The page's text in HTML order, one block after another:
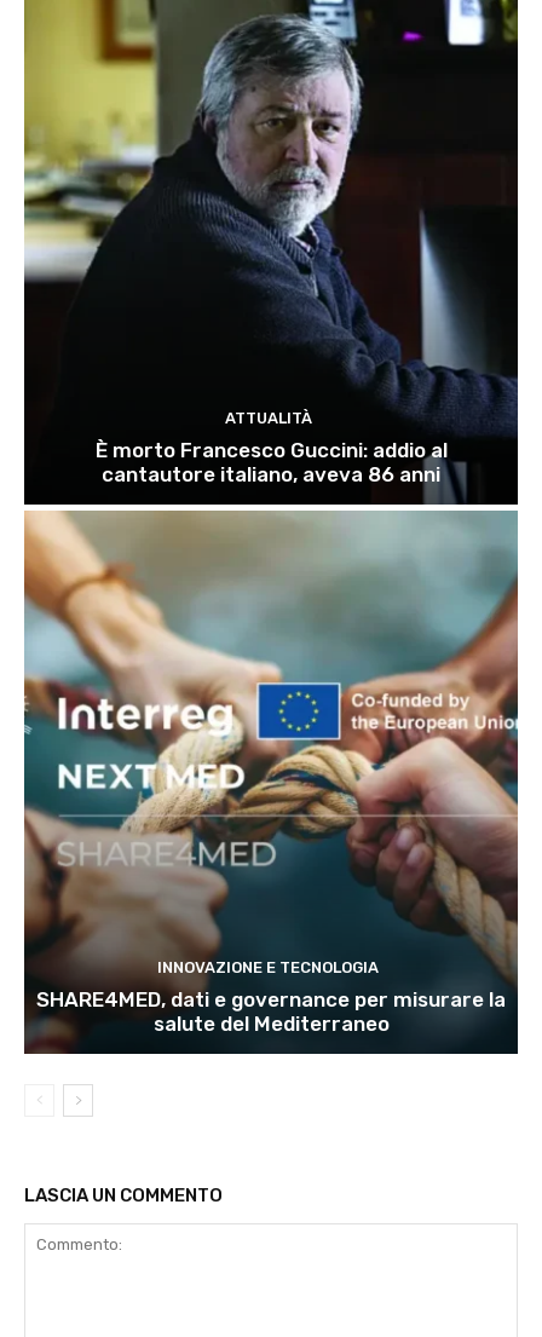
ATTUALITÀ
È morto Francesco Guccini: addio al
cantautore italiano, aveva 86 anni
INNOVAZIONE E TECNOLOGIA
SHARE4MED, dati e governance per misurare la
salute del Mediterraneo
LASCIA UN COMMENTO